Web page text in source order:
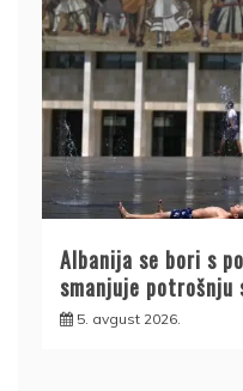
Albanija se bori s
smanjuje potrošnju
5. avgust 2026.